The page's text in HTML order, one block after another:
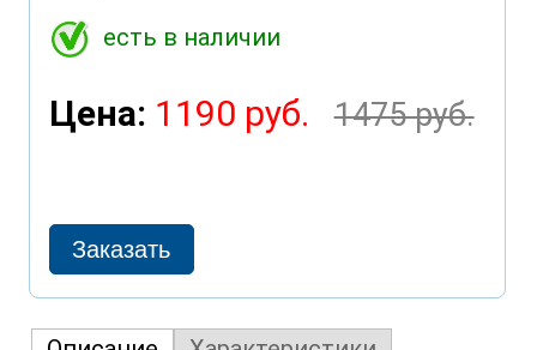
есть в наличии
Цена: 1190 руб. 1475 руб.